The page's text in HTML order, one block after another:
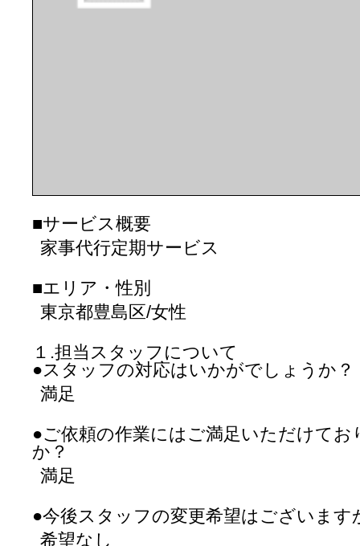
■サービス概要
家事代行定期サービス
■エリア・性別
東京都豊島区/女性
１.担当スタッフについて
●スタッフの対応はいかがでしょうか？
満足
●ご依頼の作業にはご満足いただけて
か？
満足
●今後スタッフの変更希望はございます
希望なし